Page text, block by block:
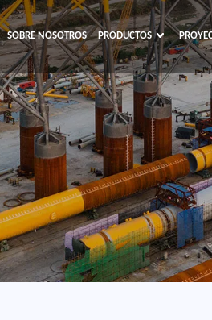
SOBRE NOSOTROS PRODUCTOS